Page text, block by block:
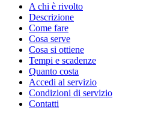
A chi è rivolto
Descrizione
Come fare
Cosa serve
Cosa si ottiene
Tempi e scadenze
Quanto costa
Accedi al servizio
Condizioni di servizio
Contatti